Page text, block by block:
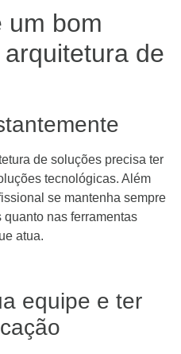
um bom
de
de soluções precisa ter
tecnológicas. Além
se mantenha sempre
nas ferramentas
atua.
equipe e ter